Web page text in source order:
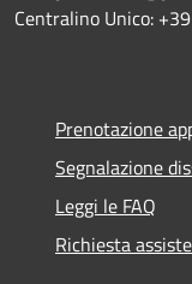
Centralino Unico:
Prenotazione
Segnalazione
Leggi le FAQ
Richiesta